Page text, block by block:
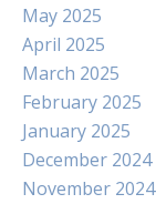
May 2025
April 2025
March 2025
February 2025
January 2025
December 2024
November 2024